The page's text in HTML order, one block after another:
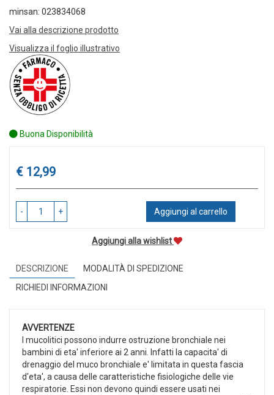
minsan: 023834068
Vai alla descrizione prodotto
Visualizza il foglio illustrativo
Buona Disponibilità
Prezzo
€ 12,99
- + Aggiungi al carrello
Aggiungi alla wishlist
DESCRIZIONE
MODALITÀ DI SPEDIZIONE
RICHIEDI INFORMAZIONI
AVVERTENZE
I mucolitici possono indurre ostruzione bronchiale nei
bambini di eta' inferiore ai 2 anni. Infatti la capacita' di
drenaggio del muco bronchiale e' limitata in questa fascia
d'eta', a causa delle caratteristiche fisiologiche delle vie
respiratorie. Essi non devono quindi essere usati nei